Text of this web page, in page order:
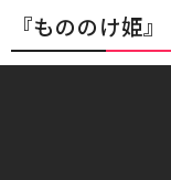
『もののけ姫』